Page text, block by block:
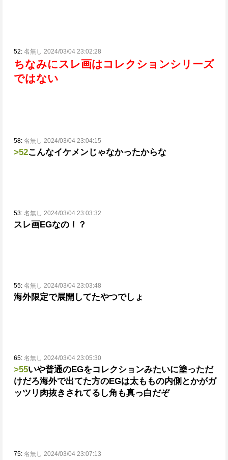
52: 名無し 2024/03/04 23:02:28
ちなみにスレ画はコレクションシリーズ
ではない
58: 名無し 2024/03/04 23:04:15
>52こんなイケメンじゃなかったからな
53: 名無し 2024/03/04 23:03:32
スレ画EGなの！？
55: 名無し 2024/03/04 23:03:48
海外限定で展開してたやつでしょ
65: 名無し 2024/03/04 23:05:30
>55いや普通のEGをコレクションみたいに塗っただ
けだろ海外で出てた方のEGは太ももの内側とかがガ
ッツリ肉抜きされてるし角も真っ白だぞ
75: 名無し 2024/03/04 23:07:13